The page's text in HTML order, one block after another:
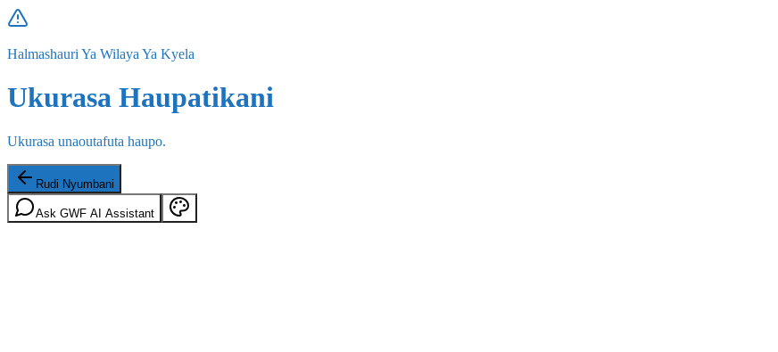
Halmashauri Ya Wilaya Ya Kyela
Ukurasa Haupatikani
Ukurasa unaoutafuta haupo.
Rudi Nyumbani
Ask GWF AI Assistant